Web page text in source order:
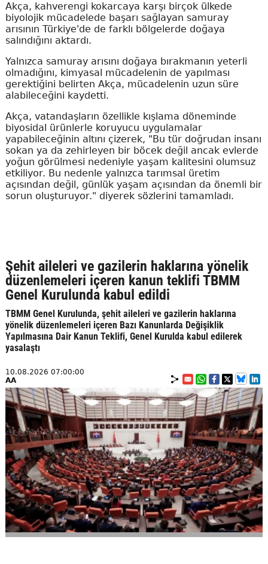
Akça, kahverengi kokarcaya karşı birçok ülkede
biyolojik mücadelede başarı sağlayan samuray
arısının Türkiye'de de farklı bölgelerde doğaya
salındığını aktardı.
Yalnızca samuray arısını doğaya bırakmanın yeterli
olmadığını, kimyasal mücadelenin de yapılması
gerektiğini belirten Akça, mücadelenin uzun süre
alabileceğini kaydetti.
Akça, vatandaşların özellikle kışlama döneminde
biyosidal ürünlerle koruyucu uygulamalar
yapabileceğinin altını çizerek, "Bu tür doğrudan insanı
sokan ya da zehirleyen bir böcek değil ancak evlerde
yoğun görülmesi nedeniyle yaşam kalitesini olumsuz
etkiliyor. Bu nedenle yalnızca tarımsal üretim
açısından değil, günlük yaşam açısından da önemli bir
sorun oluşturuyor." diyerek sözlerini tamamladı.
Şehit aileleri ve gazilerin haklarına yönelik
düzenlemeleri içeren kanun teklifi TBMM
Genel Kurulunda kabul edildi
TBMM Genel Kurulunda, şehit aileleri ve gazilerin haklarına
yönelik düzenlemeleri içeren Bazı Kanunlarda Değişiklik
Yapılmasına Dair Kanun Teklifi, Genel Kurulda kabul edilerek
yasalaştı
10.08.2026 07:00:00
AA